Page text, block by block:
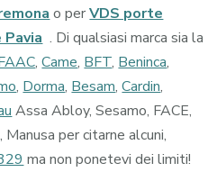
o perVDS porte
. Di qualsiasi marca sia la
,Came, BFT, Beninca,
, Dorma, Besam,Cardin,
Assa Abloy, Sesamo, FACE,
per citarne alcuni,
ma non ponetevi dei limiti!